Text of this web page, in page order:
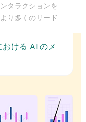
タラクションを
り多くのリード
ける AI のメ